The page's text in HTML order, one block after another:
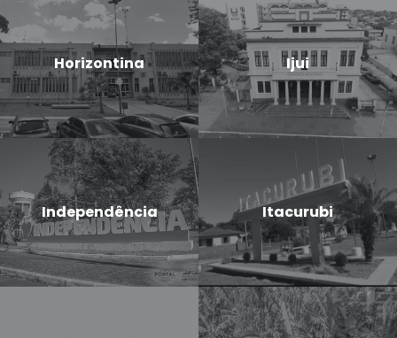
Horizontina Ijui
Independência Itacurubi